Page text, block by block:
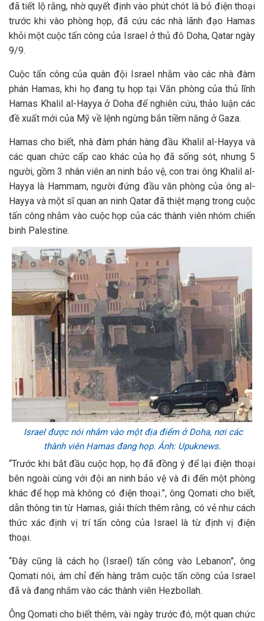
đã tiết lộ rằng, nhờ quyết định vào phút chót là bỏ điện thoại
trước khi vào phòng họp, đã cứu các nhà lãnh đạo Hamas
khỏi một cuộc tấn công của Israel ở thủ đô Doha, Qatar ngày
9/9.
Cuộc tấn công của quân đội Israel nhằm vào các nhà đàm
phán Hamas, khi họ đang tụ họp tại Văn phòng của thủ lĩnh
Hamas Khalil al-Hayya ở Doha để nghiên cứu, thảo luận các
đề xuất mới của Mỹ về lệnh ngừng bắn tiềm năng ở Gaza.
Hamas cho biết, nhà đàm phán hàng đầu Khalil al-Hayya và
các quan chức cấp cao khác của họ đã sống sót, nhưng 5
người, gồm 3 nhân viên an ninh bảo vệ, con trai ông Khalil al-
Hayya là Hammam, người đứng đầu văn phòng của ông al-
Hayya và một sĩ quan an ninh Qatar đã thiệt mạng trong cuộc
tấn công nhắm vào cuộc họp của các thành viên nhóm chiến
binh Palestine.
Israel được nói nhắm vào một địa điểm ở Doha, nơi các
thành viên Hamas đang họp. Ảnh: Upuknews.
“Trước khi bắt đầu cuộc họp, họ đã đồng ý để lại điện thoại
bên ngoài cùng với đội an ninh bảo vệ và đi đến một phòng
khác để họp mà không có điện thoại.”, ông Qomati cho biết,
dẫn thông tin từ Hamas, giải thích thêm rằng, có vẻ như cách
thức xác định vị trí tấn công của Israel là từ định vị điện
thoại.
“Đây cũng là cách họ (Israel) tấn công vào Lebanon”, ông
Qomati nói, ám chỉ đến hàng trăm cuộc tấn công của Israel
đã và đang nhắm vào các thành viên Hezbollah.
Ông Qomati cho biết thêm, vài ngày trước đó, một quan chức